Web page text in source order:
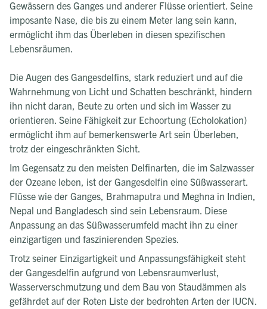
Gewässern des Ganges und anderer Flüsse orientiert. Seine
imposante Nase, die bis zu einem Meter lang sein kann,
ermöglicht ihm das Überleben in diesen spezifischen
Lebensräumen.
Die Augen des Gangesdelfins, stark reduziert und auf die
Wahrnehmung von Licht und Schatten beschränkt, hindern
ihn nicht daran, Beute zu orten und sich im Wasser zu
orientieren. Seine Fähigkeit zur Echoortung (Echolokation)
ermöglicht ihm auf bemerkenswerte Art sein Überleben,
trotz der eingeschränkten Sicht.
Im Gegensatz zu den meisten Delfinarten, die im Salzwasser
der Ozeane leben, ist der Gangesdelfin eine Süßwasserart.
Flüsse wie der Ganges, Brahmaputra und Meghna in Indien,
Nepal und Bangladesch sind sein Lebensraum. Diese
Anpassung an das Süßwasserumfeld macht ihn zu einer
einzigartigen und faszinierenden Spezies.
Trotz seiner Einzigartigkeit und Anpassungsfähigkeit steht
der Gangesdelfin aufgrund von Lebensraumverlust,
Wasserverschmutzung und dem Bau von Staudämmen als
gefährdet auf der Roten Liste der bedrohten Arten der IUCN.